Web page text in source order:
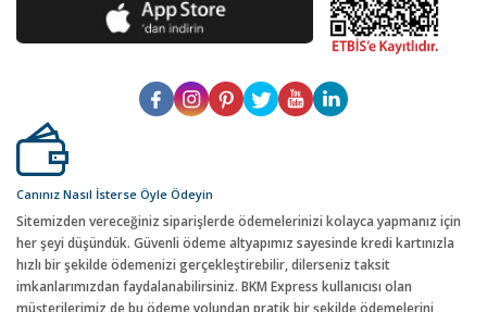
Canınız Nasıl İsterse Öyle Ödeyin
Sitemizden vereceğiniz siparişlerde ödemelerinizi kolayca yapmanız için
her şeyi düşündük. Güvenli ödeme altyapımız sayesinde kredi kartınızla
hızlı bir şekilde ödemenizi gerçekleştirebilir, dilerseniz taksit
imkanlarımızdan faydalanabilirsiniz. BKM Express kullanıcısı olan